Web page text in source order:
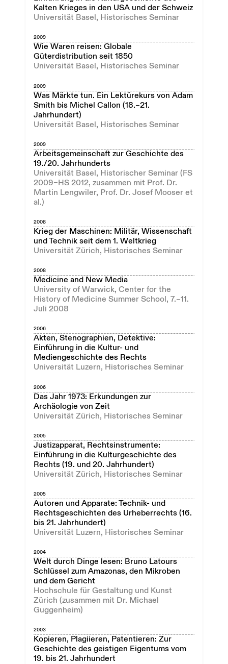
Kalten Krieges in den USA und der Schweiz
Universität Basel, Historisches Seminar
2009
Wie Waren reisen: Globale
Güterdistribution seit 1850
Universität Basel, Historisches Seminar
2009
Was Märkte tun. Ein Lektürekurs von Adam
Smith bis Michel Callon (18.–21.
Jahrhundert)
Universität Basel, Historisches Seminar
2009
Arbeitsgemeinschaft zur Geschichte des
19./20. Jahrhunderts
Universität Basel, Historischer Seminar (FS
2009–HS 2012, zusammen mit Prof. Dr.
Martin Lengwiler, Prof. Dr. Josef Mooser et
al.)
2008
Krieg der Maschinen: Militär, Wissenschaft
und Technik seit dem 1. Weltkrieg
Universität Zürich, Historisches Seminar
2008
Medicine and New Media
University of Warwick, Center for the
History of Medicine Summer School, 7.–11.
Juli 2008
2006
Akten, Stenographien, Detektive:
Einführung in die Kultur- und
Mediengeschichte des Rechts
Universität Luzern, Historisches Seminar
2006
Das Jahr 1973: Erkundungen zur
Archäologie von Zeit
Universität Zürich, Historisches Seminar
2005
Justizapparat, Rechtsinstrumente:
Einführung in die Kulturgeschichte des
Rechts (19. und 20. Jahrhundert)
Universität Zürich, Historisches Seminar
2005
Autoren und Apparate: Technik- und
Rechtsgeschichten des Urheberrechts (16.
bis 21. Jahrhundert)
Universität Luzern, Historisches Seminar
2004
Welt durch Dinge lesen: Bruno Latours
Schlüssel zum Amazonas, den Mikroben
und dem Gericht
Hochschule für Gestaltung und Kunst
Zürich (zusammen mit Dr. Michael
Guggenheim)
2003
Kopieren, Plagiieren, Patentieren: Zur
Geschichte des geistigen Eigentums vom
19. bis 21. Jahrhundert